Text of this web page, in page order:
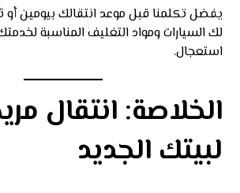
يفضل تكلمنا قبل موعد انتقالك بيومين أو
لك السيارات ومواد التغليف المناسبة
استعجال.
الخلاصة: انتقال
لبيتك الجديد